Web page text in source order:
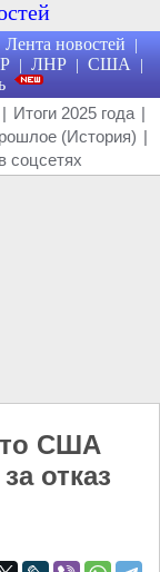
Лента новостей |
| ЛНР | США |
| Итоги 2025 года |
(История) |
соцсетях
США
отказ